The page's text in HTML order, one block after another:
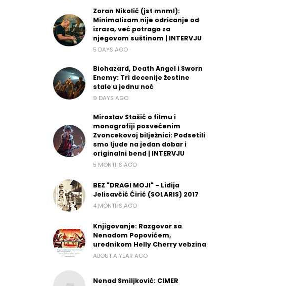
Zoran Nikolić (jst mnml):
Minimalizam nije odricanje od
izraza, već potraga za
njegovom suštinom | INTERVJU
5 DAYS AGO
Biohazard, Death Angel i Sworn
Enemy: Tri decenije žestine
stale u jednu noć
9 DAYS AGO
Miroslav Stašić o filmu i
monografiji posvećenim
Zvoncekovoj bilježnici: Podsetili
smo ljude na jedan dobar i
originalni bend | INTERVJU
5 MONTHS AGO
BEZ "DRAGI MOJI" - Lidija
Jelisavčić Ćirić (SOLARIS) 2017
4 MONTHS AGO
Knjigovanje: Razgovor sa
Nenadom Popovićem,
urednikom Helly Cherry vebzina
ABOUT A YEAR AGO
Nenad Smiljković: CIMER